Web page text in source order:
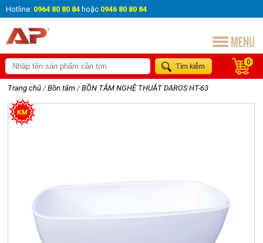
Hotline: 0964 80 80 84 hoặc 0946 80 80 84
0
Trang chủ / Bồn tắm / BỒN TẮM NGHỆ THUẬT DAROS HT-63